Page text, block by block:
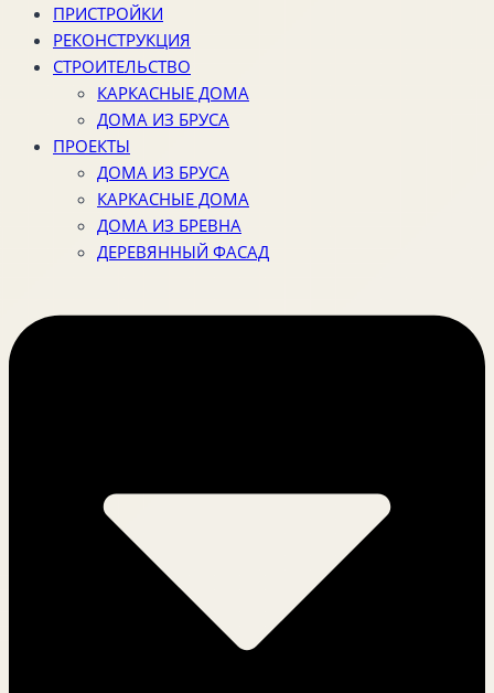
ПРИСТРОЙКИ
РЕКОНСТРУКЦИЯ
СТРОИТЕЛЬСТВО
КАРКАСНЫЕ ДОМА
ДОМА ИЗ БРУСА
ПРОЕКТЫ
ДОМА ИЗ БРУСА
КАРКАСНЫЕ ДОМА
ДОМА ИЗ БРЕВНА
ДЕРЕВЯННЫЙ ФАСАД